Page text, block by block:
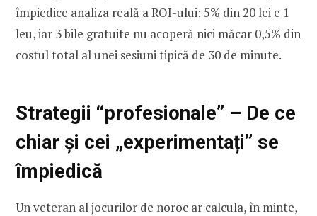
împiedice analiza reală a ROI-ului: 5% din 20 lei e 1
leu, iar 3 bile gratuite nu acoperă nici măcar 0,5% din
costul total al unei sesiuni tipică de 30 de minute.
Strategii “profesionale” – De ce
chiar și cei „experimentați” se
împiedică
Un veteran al jocurilor de noroc ar calcula, în minte,